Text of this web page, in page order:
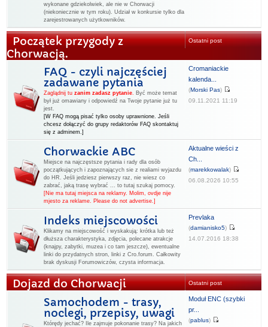
wykonane gdziekolwiek, ale nie w Chorwacji
(niekoniecznie w tym roku). Udział w konkursie tylko dla
zarejestrowanych użytkowników.
Początek przygody z
Chorwacją.
Ostatni post
FAQ - czyli najczęściej
zadawane pytania
Zaglądnij tu zanim zadasz pytanie. Być może temat
był już omawiany i odpowiedź na Twoje pytanie już tu
jest.
[W FAQ mogą pisać tylko osoby uprawnione. Jeśli
chcesz dołączyć do grupy redaktorów FAQ skontaktuj
się z adminem.]
Cromaniackie
kalenda...
(Morski Pas)
09.11.2021 11:19
Chorwackie ABC
Miejsce na najczęstsze pytania i rady dla osób
początkujących i zapoznających sie z realiami wyjazdu
do HR. Jeśli jedziesz pierwszy raz, nie wiesz co
zabrać, jaką trasę wybrać ... to tutaj szukaj pomocy.
[Nie ma tutaj miejsca na reklamy. Molim, ovdje nije
mjesto za reklame. Please do not advertise.]
Aktualne wieści z
Ch...
(marekkowalak)
06.08.2026 10:55
Indeks miejscowości
Klikamy na miejscowość i wyskakują: krótka lub też
dłuższa charakterystyka, zdjęcia, polecane atrakcje
(knajpy, zabytki, muzea i co tam jeszcze), ewentualne
linki do przydatnych stron, linki z Cro.forum. Całkowity
brak dyskusji Forumowiczów, czysta informacja.
Prevlaka
(damianisko5)
14.07.2016 18:38
Dojazd do Chorwacji Ostatni post
Samochodem - trasy,
noclegi, przepisy, uwagi
Którędy jechać? Ile zajmuje pokonanie trasy? Na jakich
Moduł ENC (szybki
pr...
(pablus)